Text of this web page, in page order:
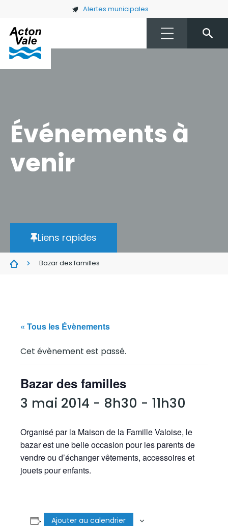
Skip to main content Alertes municipales
Événements à
venir
Liens rapides
Bazar des familles
« Tous les Évènements
Cet évènement est passé.
Bazar des familles
3 mai 2014 - 8h30 - 11h30
Organisé par la Maison de la Famille Valoise, le
bazar est une belle occasion pour les parents de
vendre ou d’échanger vêtements, accessoires et
jouets pour enfants.
Ajouter au calendrier